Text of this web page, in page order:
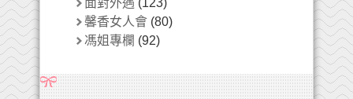
面對外遇 (123)
馨香女人會 (80)
馮姐專欄 (92)